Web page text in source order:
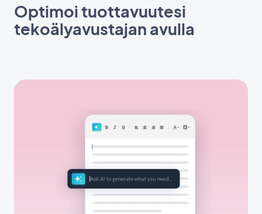
Optimoi tuottavuutesi
tekoälyavustajan avulla